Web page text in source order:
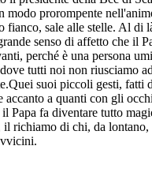
modo prorompente
fianco, sale alle stelle. Al di
senso di affetto che il
perché è una persona
tutti noi non riusciamo
suoi piccoli gesti, fatti
accanto a quanti con gli
Papa fa diventare tutto
il richiamo di chi, da lontano,